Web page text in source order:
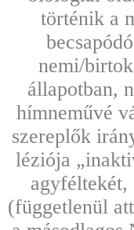
történik a
nemi/
állapotban,
hímneművé
szereplők
léziója
(függetlenül